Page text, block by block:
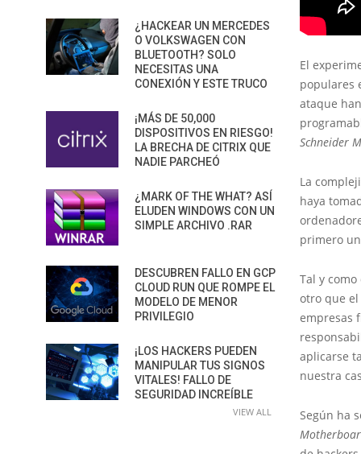
El
populares
ataque
Schneider
La
haya
primero
Tal y
otro que el
empresas
aplicarse
nuestra
Según ha
¿HACKEAR UN MERCEDES
O VOLKSWAGEN CON
BLUETOOTH? SOLO
NECESITAS UNA
CONEXIÓN Y ESTE TRUCO
¡MÁS DE 50,000
DISPOSITIVOS EN RIESGO!
LA BRECHA DE CITRIX QUE
NADIE PARCHEÓ
¿MARK OF THE WHAT? ASÍ
ELUDEN WINDOWS CON UN
SIMPLE ARCHIVO .RAR
DESCUBREN FALLO EN GCP
CLOUD RUN QUE ROMPE EL
MODELO DE MENOR
PRIVILEGIO
¡LOS HACKERS PUEDEN
MANIPULAR TUS SIGNOS
VITALES! FALLO DE
SEGURIDAD INCREÍBLE
VIEW ALL